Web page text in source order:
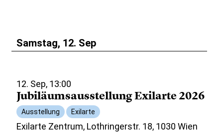
Samstag, 12. Sep
12. Sep, 13:00
Jubiläumsausstellung Exilarte 2026
Ausstellung Exilarte
Exilarte Zentrum, Lothringerstr. 18, 1030 Wien